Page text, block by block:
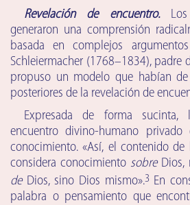
Revelación de encuentro.Los
generaron una comprensión
basada en complejos
Schleiermacher (1768–1834), padre
propuso un modelo que habían
posteriores de la revelación de
Expresada de forma
encuentro divino-humano
conocimiento. «Así, el contenido
considera conocimiento sobreDios,
deDios, sino Dios mismo».3 En
palabra o pensamiento que